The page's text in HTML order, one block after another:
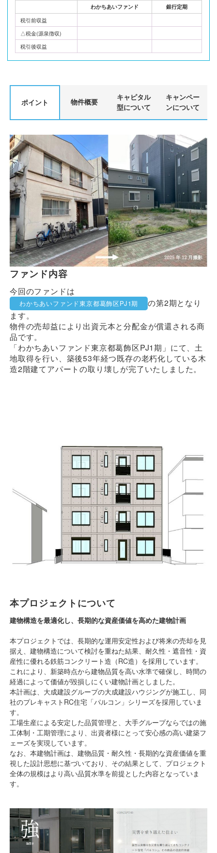
わかちあいファンド 銀行定期
税引前収益
△税金(源泉徴収)
税引後収益
ポイント 物件概要
キャピタル
型について
キャンペー
ンについて
ファンド内容
今回のファンドは
わかちあいファンド東京都葛飾区PJ1期
の第2期となり
ます。
物件の売却益により出資元本と分配金が償還される商
品です。
「わかちあいファンド東京都葛飾区PJ1期」にて、土
地取得を行い、築後53年経つ既存の老朽化している木
造2階建てアパートの取り壊しが完了いたしました。
本プロジェクトについて
建物構造を最適化し、長期的な資産価値を高めた建物計画
本プロジェクトでは、長期的な運用安定性および将来の売却を見
据え、建物構造について検討を重ねた結果、耐久性・遮音性・資
産性に優れる鉄筋コンクリート造（RC造）を採用しています。
これにより、新築時点から建物品質を高い水準で確保し、時間の
経過によって価値が毀損しにくい建物計画としました。
本計画は、大成建設グループの大成建設ハウジングが施工し、同
社のプレキャストRC住宅「パルコン」シリーズを採用していま
す。
工場生産による安定した品質管理と、大手グループならではの施
工体制・工期管理により、出資者様にとって安心感の高い建築フ
ェーズを実現しています。
なお、本建物計画は、建物品質・耐久性・長期的な資産価値を重
視した設計思想に基づいており、その結果として、プロジェクト
全体の規模はより高い品質水準を前提とした内容となっていま
す。